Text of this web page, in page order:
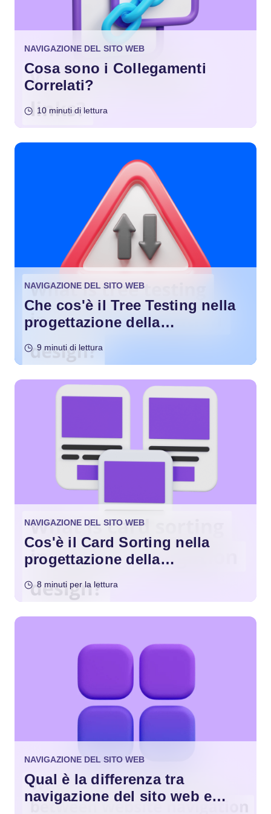
NAVIGAZIONE DEL SITO WEB
Cosa sono i Collegamenti
Correlati?
10 minuti di lettura
NAVIGAZIONE DEL SITO WEB
Che cos'è il Tree Testing nella
progettazione della
9 minuti di lettura
NAVIGAZIONE DEL SITO WEB
Cos'è il Card Sorting nella
progettazione della
8 minuti per la lettura
NAVIGAZIONE DEL SITO WEB
Qual è la differenza tra
navigazione del sito web e